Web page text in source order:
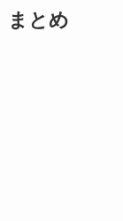
まとめ